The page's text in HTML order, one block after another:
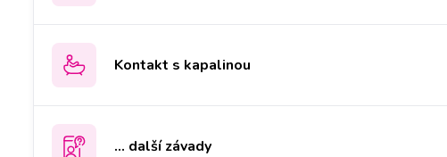
Kontakt s kapalinou
... další závady